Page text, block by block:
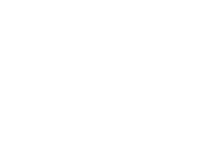
die Kandidatinnen
Workshops mit der Miss
am Mittwoch verkündet
mit Hardy Krüger
und
durfte Laura Wontorra,